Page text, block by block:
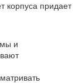
корпуса придает
и